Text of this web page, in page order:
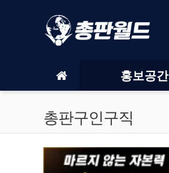
메인 메뉴 홍보공간
총판구인구직